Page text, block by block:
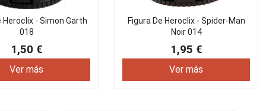
Heroclix - Simon Garth
018
1,50 €
Ver más
Figura De Heroclix - Spider-Man
Noir 014
1,95 €
Ver más